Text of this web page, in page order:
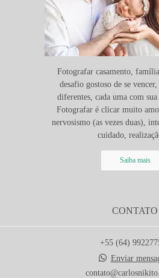
Fotografar casamento,
desafio gostoso de se
diferentes, cada uma com
Fotografar é clicar muito
nervosismo (as vezes duas),
cuidado,
Saiba mais
CONTATO
+55 (64)
Enviar